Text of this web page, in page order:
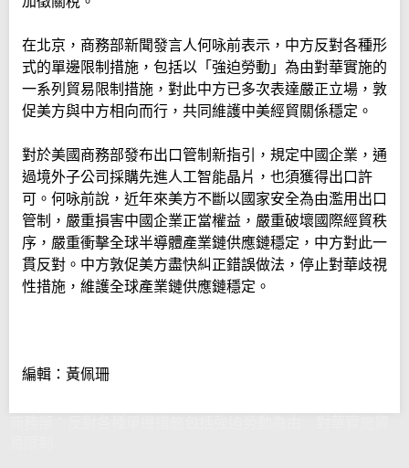
在北京，商務部新聞發言人何咏前表示，中方反對各種形
式的單邊限制措施，包括以「強迫勞動」為由對華實施的
一系列貿易限制措施，對此中方已多次表達嚴正立場，敦
促美方與中方相向而行，共同維護中美經貿關係穩定。
對於美國商務部發布出口管制新指引，規定中國企業，通
過境外子公司採購先進人工智能晶片，也須獲得出口許
可。何咏前說，近年來美方不斷以國家安全為由濫用出口
管制，嚴重損害中國企業正當權益，嚴重破壞國際經貿秩
序，嚴重衝擊全球半導體產業鏈供應鏈穩定，中方對此一
貫反對。中方敦促美方盡快糾正錯誤做法，停止對華歧視
性措施，維護全球產業鏈供應鏈穩定。
編輯：黃佩珊